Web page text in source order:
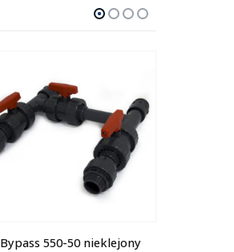
Bypass 550-50 nieklejony